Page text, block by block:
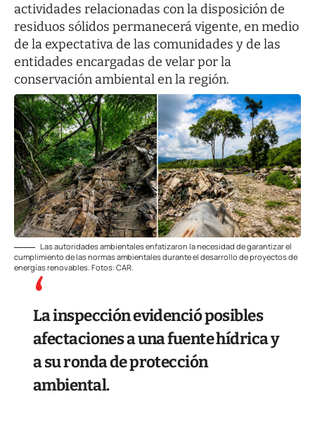
actividades relacionadas con la disposición de
residuos sólidos permanecerá vigente, en medio
de la expectativa de las comunidades y de las
entidades encargadas de velar por la
conservación ambiental en la región.
Las autoridades ambientales enfatizaron la necesidad de garantizar el
cumplimiento de las normas ambientales durante el desarrollo de proyectos de
energías renovables. Fotos: CAR.
La inspección evidenció posibles
afectaciones a una fuente hídrica y
a su ronda de protección
ambiental.